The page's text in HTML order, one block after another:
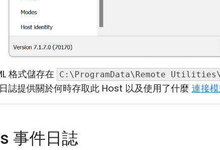
格式儲存在 C:\ProgramData\Remote
誌提供關於何時存取此 Host 以及使用了什麼 連接
事件日誌